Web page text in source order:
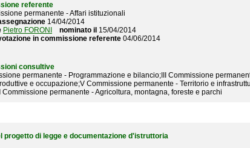
referente
permanente - Affari istituzionali
14/04/2014
Pietro FORONI nominato il 15/04/2014
in commissione referente 04/06/2014
consultive
permanente - Programmazione e bilancio;III Commissione
e occupazione;V Commissione permanente - Territorio e
Commissione permanente - Agricoltura, montagna, foreste e parchi
progetto di legge e documentazione d'istruttoria